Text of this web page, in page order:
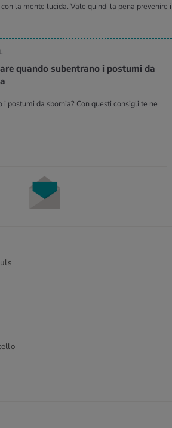
la mente lucida. Vale quindi la pena prevenire i
quando subentrano i postumi da
i postumi da sbornia? Con questi consigli te ne